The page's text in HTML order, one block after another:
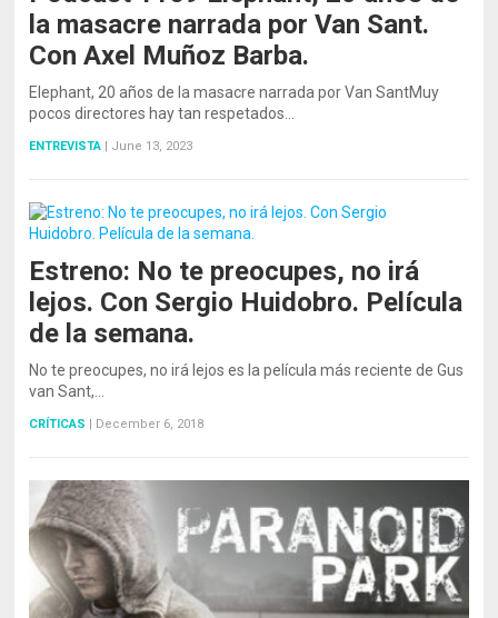
la masacre narrada por Van Sant.
Con Axel Muñoz Barba.
Elephant, 20 años de la masacre narrada por Van SantMuy
pocos directores hay tan respetados…
ENTREVISTA June 13, 2023
Estreno: No te preocupes, no irá
lejos. Con Sergio Huidobro. Película
de la semana.
No te preocupes, no irá lejos es la película más reciente de Gus
van Sant,…
CRÍTICAS December 6, 2018